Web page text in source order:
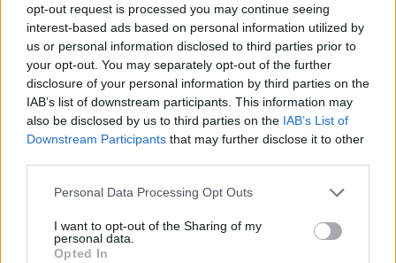
opt-out request is processed you may continue seeing
interest-based ads based on personal information utilized by
us or personal information disclosed to third parties prior to
your opt-out. You may separately opt-out of the further
disclosure of your personal information by third parties on the
IAB’s list of downstream participants. This information may
also be disclosed by us to third parties on the IAB’s List of
Downstream Participants that may further disclose it to other
Personal Data Processing Opt Outs
I want to opt-out of the Sharing of my
personal data.
Opted In